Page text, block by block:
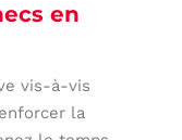
en
vis-à-vis
la